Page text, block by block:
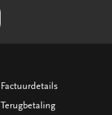
Factuurdetails
Terugbetaling